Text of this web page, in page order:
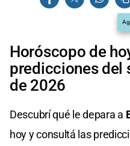
Horóscopo de
predicciones del
de 2026
Descubrí qué le depara a
hoy y consultá las